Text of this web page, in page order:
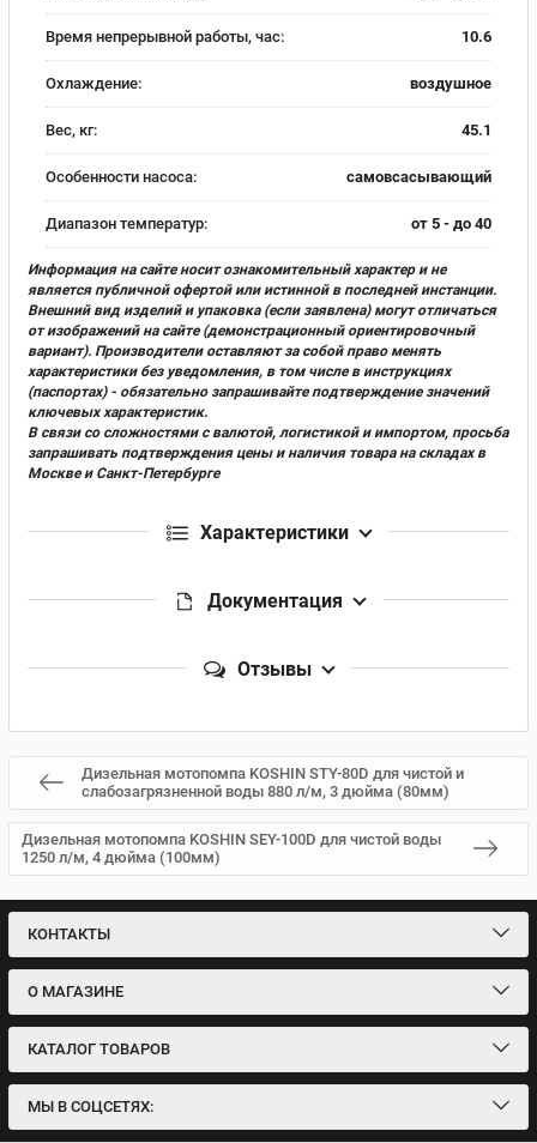
Время непрерывной работы, час: 10.6
Охлаждение: воздушное
Вес, кг: 45.1
Особенности насоса: самовсасывающий
Диапазон температур: от 5 - до 40
Информация на сайте носит ознакомительный характер и не
является публичной офертой или истинной в последней инстанции.
Внешний вид изделий и упаковка (если заявлена) могут отличаться
от изображений на сайте (демонстрационный ориентировочный
вариант). Производители оставляют за собой право менять
характеристики без уведомления, в том числе в инструкциях
(паспортах) - обязательно запрашивайте подтверждение значений
ключевых характеристик.
В связи со сложностями с валютой, логистикой и импортом, просьба
запрашивать подтверждения цены и наличия товара на складах в
Москве и Санкт-Петербурге
Характеристики
Документация
Отзывы
Дизельная мотопомпа KOSHIN STY-80D для чистой и
слабозагрязненной воды 880 л/м, 3 дюйма (80мм)
Дизельная мотопомпа KOSHIN SEY-100D для чистой воды
1250 л/м, 4 дюйма (100мм)
КОНТАКТЫ
О МАГАЗИНЕ
КАТАЛОГ ТОВАРОВ
МЫ В СОЦСЕТЯХ: